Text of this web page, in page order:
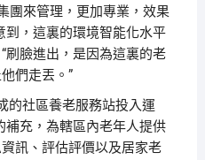
團來管理，更加專業，效果
到，這裏的環境智能化水平
刷臉進出，是因為這裏的老
們走丟。”
的社區養老服務站投入運
補充，為轄區內老年人提供
訊、評估評價以及居家老